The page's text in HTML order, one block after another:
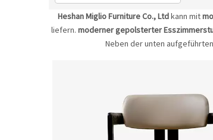
Heshan Miglio Furniture Co., Ltdkann mit
liefern. moderner gepolsterter
Neben der unten